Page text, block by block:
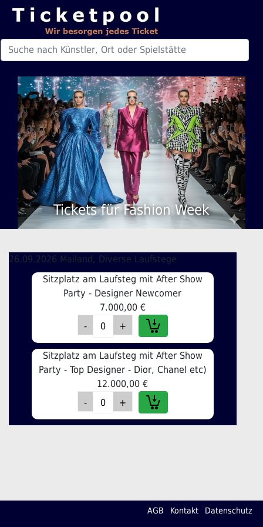
Tickets für Fashion Week
26.09.2026 Mailand, Diverse Laufstege
Sitzplatz am Laufsteg mit After Show
Party - Designer Newcomer
7.000,00 €
Sitzplatz am Laufsteg mit After Show
Party - Top Designer - Dior, Chanel etc)
12.000,00 €
AGB Kontakt Datenschutz